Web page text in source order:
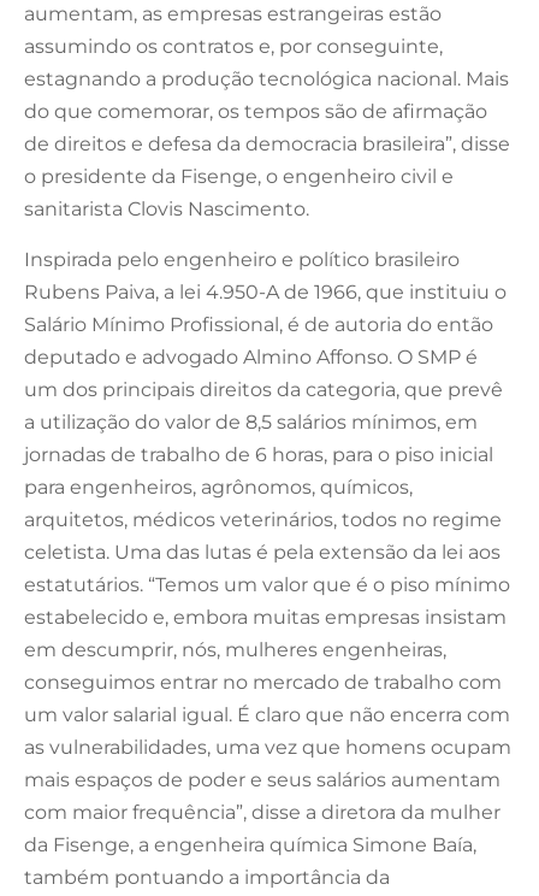
aumentam, as empresas estrangeiras estão
assumindo os contratos e, por conseguinte,
estagnando a produção tecnológica nacional. Mais
do que comemorar, os tempos são de afirmação
de direitos e defesa da democracia brasileira”, disse
o presidente da Fisenge, o engenheiro civil e
sanitarista Clovis Nascimento.
Inspirada pelo engenheiro e político brasileiro
Rubens Paiva, a lei 4.950-A de 1966, que instituiu o
Salário Mínimo Profissional, é de autoria do então
deputado e advogado Almino Affonso. O SMP é
um dos principais direitos da categoria, que prevê
a utilização do valor de 8,5 salários mínimos, em
jornadas de trabalho de 6 horas, para o piso inicial
para engenheiros, agrônomos, químicos,
arquitetos, médicos veterinários, todos no regime
celetista. Uma das lutas é pela extensão da lei aos
estatutários. “Temos um valor que é o piso mínimo
estabelecido e, embora muitas empresas insistam
em descumprir, nós, mulheres engenheiras,
conseguimos entrar no mercado de trabalho com
um valor salarial igual. É claro que não encerra com
as vulnerabilidades, uma vez que homens ocupam
mais espaços de poder e seus salários aumentam
com maior frequência”, disse a diretora da mulher
da Fisenge, a engenheira química Simone Baía,
também pontuando a importância da